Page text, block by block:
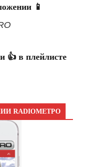
📱
👍 в плейлисте
RADIOМЕТРО